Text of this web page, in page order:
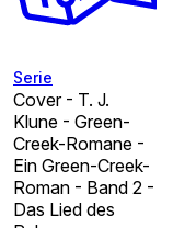
Serie
Cover - T. J.
Klune - Green-
Creek-Romane -
Ein Green-Creek-
Roman - Band 2 -
Das Lied des